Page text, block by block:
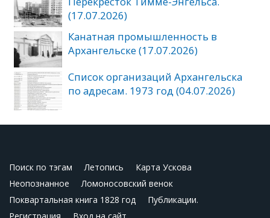
(17.07.2026)
Канатная промышленность в
Архангельске (17.07.2026)
Список организаций Архангельска
по адресам. 1973 год (04.07.2026)
Поиск по тэгам Летопись
Карта Ускова
Неопознанное
Ломоносовский венок
Поквартальная книга 1828 год
Публикации.